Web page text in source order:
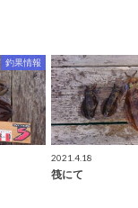
釣果情報
2021.4.18
筏にて